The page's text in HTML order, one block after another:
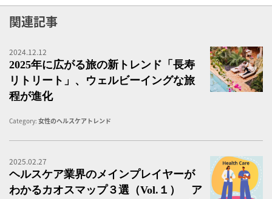
関連記事
2024.12.12
2025年に広がる旅の新トレンド「長寿
リトリート」、ウェルビーイングな旅
程が進化
Category: 女性のヘルスケアトレンド
2025.02.27
ヘルスケア業界のメインプレイヤーが
わかるカオスマップ３選（Vol.１） ア